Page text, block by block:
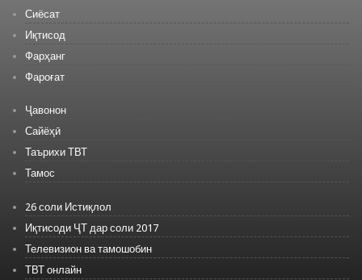
Сиёсат
Иқтисод
Фарҳанг
Фароғат
Ҷавонон
Сайёҳӣ
Таърихи ТВТ
Тамос
26 соли Истиқлол
Иқтисоди ҶТ дар соли 2017
Телевизион ва тамошобин
ТВТ онлайн